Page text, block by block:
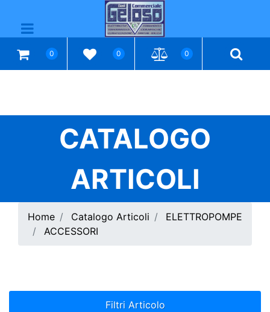
Open menu
0 0 0
CATALOGO
ARTICOLI
Home Catalogo Articoli
ELETTROPOMPE
ACCESSORI
Filtri Articolo